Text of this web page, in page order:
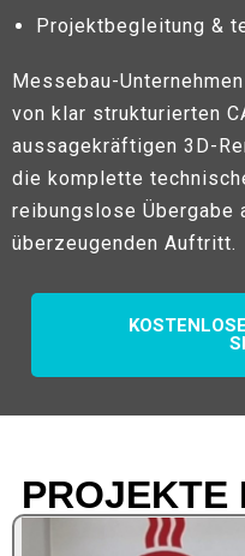
Projektbegleitung &
Messebau-
von klar strukturierten
aussagekräftigen 3D-
die komplette
reibungslose Übergabe
überzeugenden Auftritt.
PROJEKTE